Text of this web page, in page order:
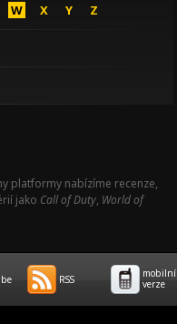
W X Y Z
platformy nabízíme recenze,
jako Call of Duty, World of
RSS
mobilní
verze